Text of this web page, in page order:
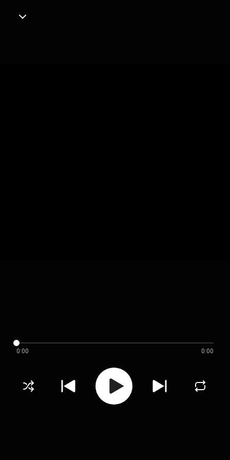
0:00 0:00